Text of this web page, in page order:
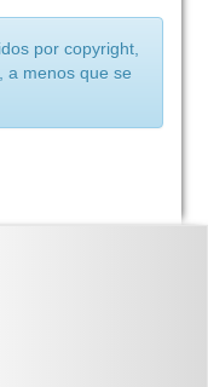
por copyright,
a menos que se